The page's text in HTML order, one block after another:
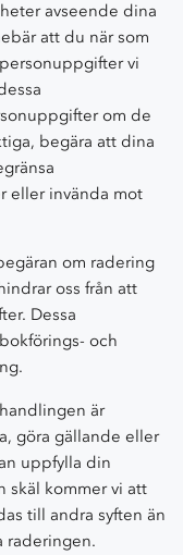
avseende dina
att du när som
vi
om de
begära att dina
eller invända mot
om radering
oss från att
Dessa
och
är
göra gällande eller
uppfylla din
skäl kommer vi att
till andra syften än
raderingen.